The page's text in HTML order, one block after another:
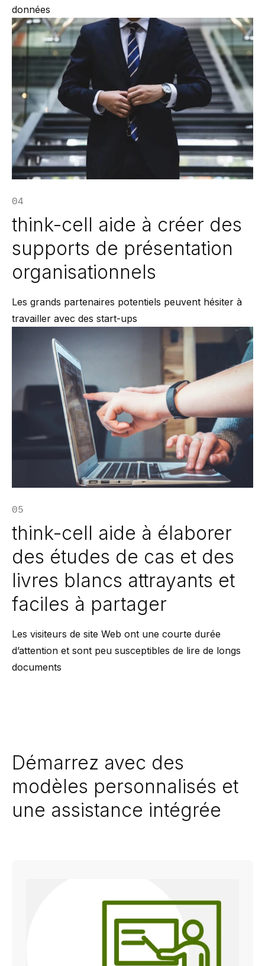
données
04
think-cell aide à créer des
supports de présentation
organisationnels
Les grands partenaires potentiels peuvent hésiter à
travailler avec des start-ups
05
think-cell aide à élaborer
des études de cas et des
livres blancs attrayants et
faciles à partager
Les visiteurs de site Web ont une courte durée
d’attention et sont peu susceptibles de lire de longs
documents
Démarrez avec des
modèles personnalisés et
une assistance intégrée